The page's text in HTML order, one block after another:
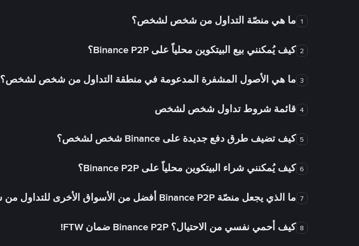
1 ما هي منصّة التداول من شخص لشخص؟
2 كيف يُمكنني بيع البيتكوين محلياً على Binance P2P؟
3 ما هي الأصول المشفرة المدعومة في منطقة التداول من شخص لشخص؟
4 قائمة شروط تداول شخص لشخص
5 كيف تضيف طرق دفع جديدة على Binance شخص لشخص؟
6 كيف يُمكنني شراء البيتكوين محلياً على Binance P2P؟
7 ما الذي يجعل منصّة Binance P2P أفضل من الأسواق الأخرى للتداول من شخص لشخص؟
8 كيف أحمي نفسي من الاحتيال؟ Binance P2P ضمان FTW!